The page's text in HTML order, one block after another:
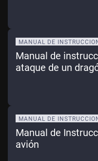
MANUAL DE
Manual de
ataque de un
MANUAL DE
Manual de
avión